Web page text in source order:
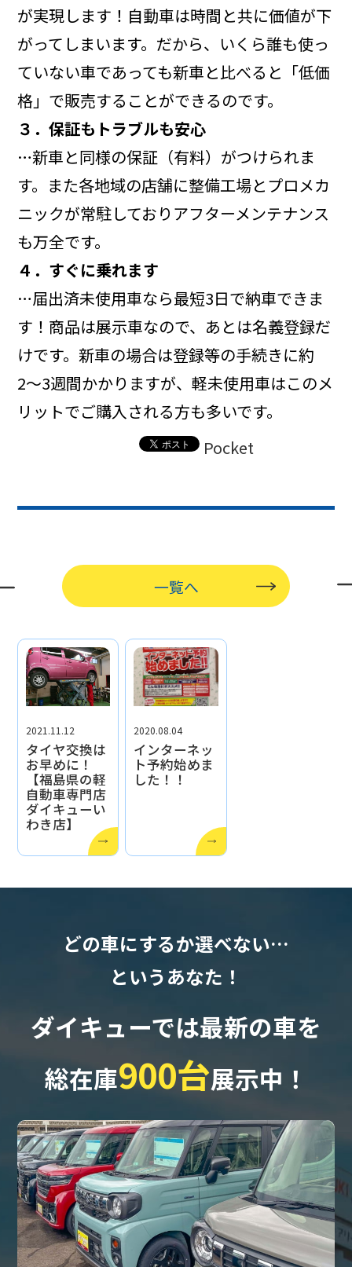
が実現します！自動車は時間と共に価値が下
がってしまいます。だから、いくら誰も使っ
ていない車であっても新車と比べると「低価
格」で販売することができるのです。
３．保証もトラブルも安心
…新車と同様の保証（有料）がつけられま
す。また各地域の店舗に整備工場とプロメカ
ニックが常駐しておりアフターメンテナンス
も万全です。
４．すぐに乗れます
…届出済未使用車なら最短3日で納車できま
す！商品は展示車なので、あとは名義登録だ
けです。新車の場合は登録等の手続きに約
2〜3週間かかりますが、軽未使用車はこのメ
リットでご購入される方も多いです。
Pocket
一覧へ
2021.11.12
タイヤ交換は
お早めに！
【福島県の軽
自動車専門店
ダイキューい
わき店】
2020.08.04
インターネッ
ト予約始めま
した！！
どの車にするか選べない…
というあなた！
ダイキューでは最新の車を
総在庫900台展示中！